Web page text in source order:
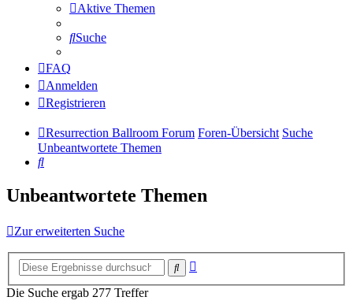
Aktive Themen
Suche
FAQ
Anmelden
Registrieren
Resurrection Ballroom Forum Foren-Übersicht Suche
Unbeantwortete Themen
Suche
Unbeantwortete Themen
Zur erweiterten Suche
Suche
Die Suche ergab 277 Treffer